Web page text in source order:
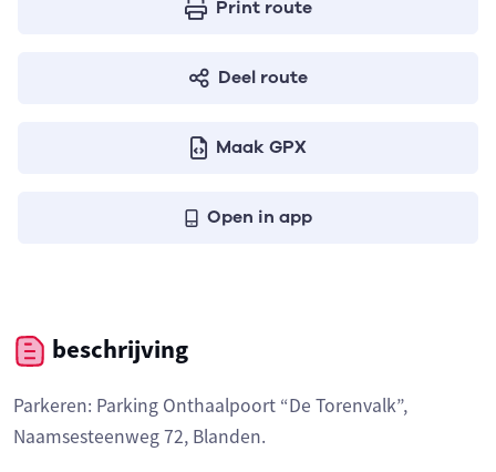
Print route
Deel route
Maak GPX
Open in app
beschrijving
Parkeren: Parking Onthaalpoort “De Torenvalk”,
Naamsesteenweg 72, Blanden.